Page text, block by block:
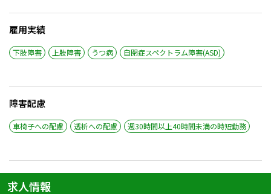
雇用実績
下肢障害 上肢障害 うつ病 自閉症スペクトラム障害(ASD)
障害配慮
車椅子への配慮 透析への配慮 週30時間以上40時間未満の時短勤務
求人情報